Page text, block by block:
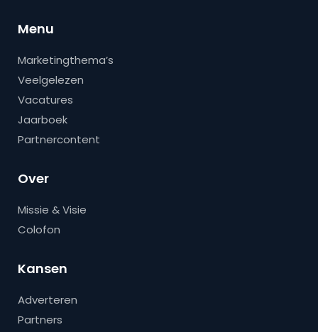
Menu
Marketingthema’s
Veelgelezen
Vacatures
Jaarboek
Partnercontent
Over
Missie & Visie
Colofon
Kansen
Adverteren
Partners